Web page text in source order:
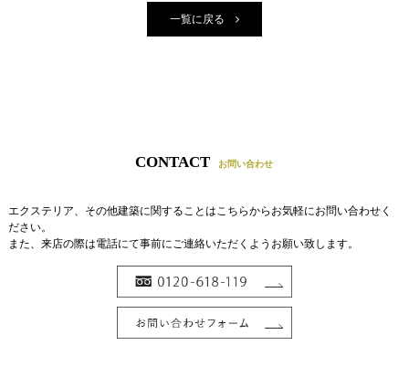
一覧に戻る
CONTACTお問い合わせ
エクステリア、その他建築に関することはこちらからお気軽にお問い合わせく
ださい。
また、来店の際は電話にて事前にご連絡いただくようお願い致します。